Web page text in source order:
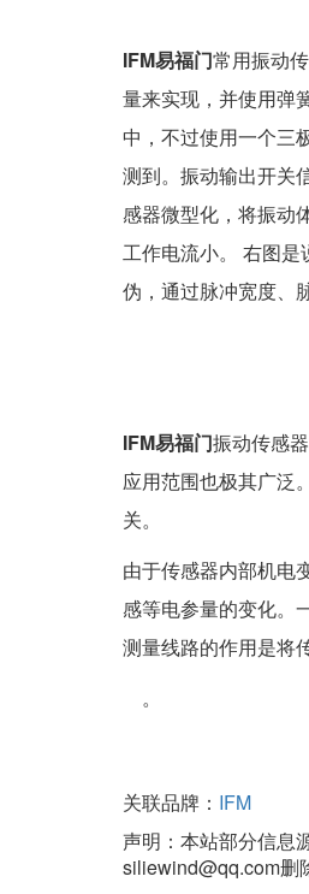
IFM易福门常用振动
量来实现，并使用弹
中，不过使用一个三
测到。振动输出开关
感器微型化，将振动
工作电流小。 右图
伪，通过脉冲宽度、
IFM易福门振动传感
应用范围也极其广泛
关。
由于传感器内部机电
感等电参量的变化。
测量线路的作用是将
。
关联品牌： IFM
声明：本站部分信息
siliewind@qq.com删